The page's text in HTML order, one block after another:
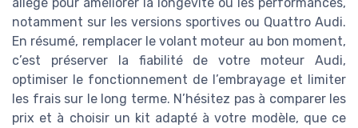
notamment sur les versions sportives ou Quattro Audi.
En résumé, remplacer le volant moteur au bon moment,
c’est préserver la fiabilité de votre moteur Audi,
optimiser le fonctionnement de l’embrayage et limiter
les frais sur le long terme. N’hésitez pas à comparer les
prix et à choisir un kit adapté à votre modèle, que ce